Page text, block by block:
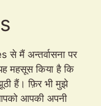
मैं अन्तर्वासना पर
महसूस किया है कि
हैं। फ़िर भी मुझे
आपकी अपनी